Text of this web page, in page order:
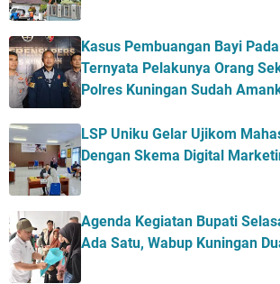
Kasus Pembuangan Bayi
Ternyata Pelakunya Orang
Polres Kuningan Sudah
LSP Uniku Gelar Ujikom
Dengan Skema Digital
Agenda Kegiatan Bupati
Ada Satu, Wabup Kuningan